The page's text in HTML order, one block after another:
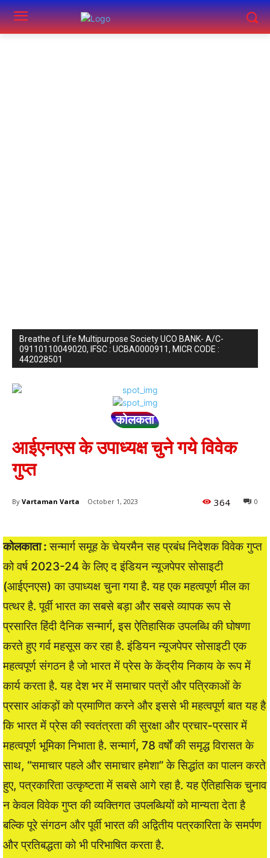
Breathe of Life Multipurpose Society UCO BANK- A/C-
09110110049020, IFSC : UCBA0000911, MICR CODE :
442028501
कोलकता
आईएनएस के उपाध्यक्ष चुने गये विवेक
गुप्त
By Vartaman Varta October 1, 2023 0
364
कोलकाता :सन्मार्ग समूह के चेयरमैन सह प्रबंध निदेशक विवेक गुप्त
को वर्ष 2023-24 के लिए द इंडियन न्यूजपेपर सोसाइटी
(आईएनएस) का उपाध्यक्ष चुना गया है. यह एक महत्वपूर्ण मील का
पत्थर है. पूर्वी भारत का सबसे बड़ा और सबसे व्यापक रूप से
प्रसारित हिंदी दैनिक सन्मार्ग, इस ऐतिहासिक उपलब्धि की घोषणा
करते हुए गर्व महसूस कर रहा है. इंडियन न्यूजपेपर सोसाइटी एक
महत्वपूर्ण संगठन है जो भारत में प्रेस के केंद्रीय निकाय के रूप में
कार्य करता है. यह देश भर में समाचार पत्रों और पत्रिकाओं के
प्रसार आंकड़ों को प्रमाणित करने और इससे भी महत्वपूर्ण बात यह है
कि भारत में प्रेस की स्वतंत्रता की सुरक्षा और प्रचार-प्रसार में
महत्वपूर्ण भूमिका निभाता है. सन्मार्ग, 78 वर्षों की समृद्ध विरासत के
साथ, “समाचार पहले और समाचार हमेशा” के सिद्धांत का पालन करते
हुए, पत्रकारिता उत्कृष्टता में सबसे आगे रहा है. यह ऐतिहासिक चुनाव
न केवल विवेक गुप्त की व्यक्तिगत उपलब्धियों को मान्यता देता है
बल्कि पूरे संगठन और पूर्वी भारत की अद्वितीय पत्रकारिता के समर्पण
और प्रतिबद्धता को भी परिभाषित करता है.